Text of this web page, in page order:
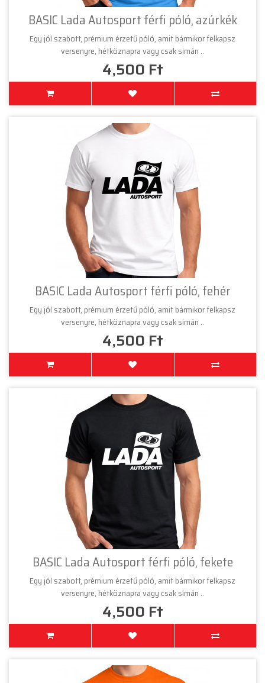
BASIC Lada Autosport férfi póló, azúrkék
Egy jól szabott, prémium érzetű póló, amit bármikor felkapsz
versenyre, hétköznapra vagy csak simán ..
4,500 Ft
BASIC Lada Autosport férfi póló, fehér
Egy jól szabott, prémium érzetű póló, amit bármikor felkapsz
versenyre, hétköznapra vagy csak simán ..
4,500 Ft
BASIC Lada Autosport férfi póló, fekete
Egy jól szabott, prémium érzetű póló, amit bármikor felkapsz
versenyre, hétköznapra vagy csak simán ..
4,500 Ft